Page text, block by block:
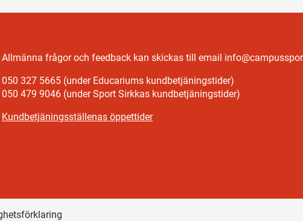
Allmänna frågor och feedback kan skickas till email
050 327 5665 (under Educariums kundbetjäningstider)
050 479 9046 (under Sport Sirkkas kundbetjäningstider)
Kundbetjäningsställenas öppettider